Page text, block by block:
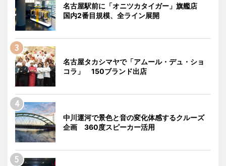
名古屋駅前に「オニツカタイガー」旗艦店
国内2番目規模、全ライン展開
名古屋タカシマヤで「アムール・デュ・ショ
コラ」 150ブランド出店
中川運河で景色と音の変化体感するクルーズ
企画 360度スピーカー活用